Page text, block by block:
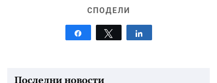
СПОДЕЛИ
Tweet
Последни новости